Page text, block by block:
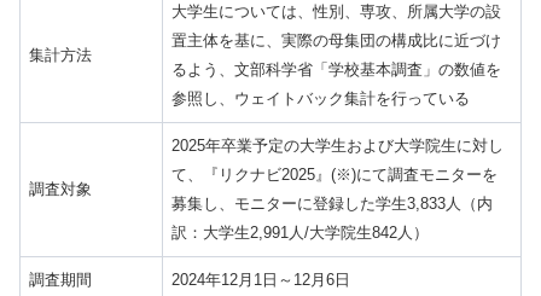
集計方法
大学生については、性別、専攻、所属大学の設
置主体を基に、実際の母集団の構成比に近づけ
るよう、文部科学省「学校基本調査」の数値を
参照し、ウェイトバック集計を行っている
調査対象
2025年卒業予定の大学生および大学院生に対し
て、『リクナビ2025』(※)にて調査モニターを
募集し、モニターに登録した学生3,833人（内
訳：大学生2,991人/大学院生842人）
調査期間 2024年12月1日～12月6日